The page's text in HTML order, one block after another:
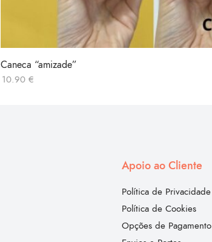
Caneca “amizade”
10.90 €
Apoio ao Cliente
Política de Privacidade
Política de Cookies
Opções de Pagamento